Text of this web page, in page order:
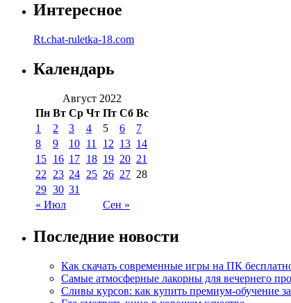
Интересное
Rt.chat-ruletka-18.com
Календарь
Август 2022
Пн Вт Ср Чт Пт Сб Вс
« Июл Сен »
1 2 3 4 5 6
7
8
9 10 11 12 13 14
15 16 17 18 19 20 21
22
23 24 25 26 27 28
29 30 31
Последние новости
Как скачать современные игры на ПК
Самые атмосферные лакорны для вечернего
Сливы курсов: как купить премиум-обучение